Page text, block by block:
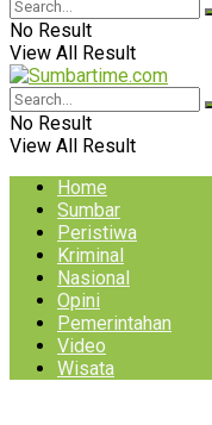
No Result
View All Result
No Result
View All Result
Home
Sumbar
Peristiwa
Kriminal
Nasional
Opini
Pemerintahan
Video
Wisata